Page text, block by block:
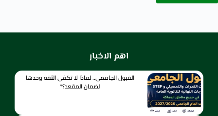
اهم الاخبار
القبول الجامعي.. لماذا لا تكفي الثقة وحدها
لضمان المقعد؟*